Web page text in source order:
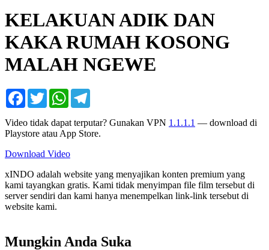
KELAKUAN ADIK DAN
KAKA RUMAH KOSONG
MALAH NGEWE
Facebook
TwitterWhatsApp
Video tidak dapat terputar? Gunakan VPN 1.1.1.1 — download di
Playstore atau App Store.
Download Video
xINDO adalah website yang menyajikan konten premium yang
kami tayangkan gratis. Kami tidak menyimpan file film tersebut di
server sendiri dan kami hanya menempelkan link-link tersebut di
website kami.
Mungkin Anda Suka